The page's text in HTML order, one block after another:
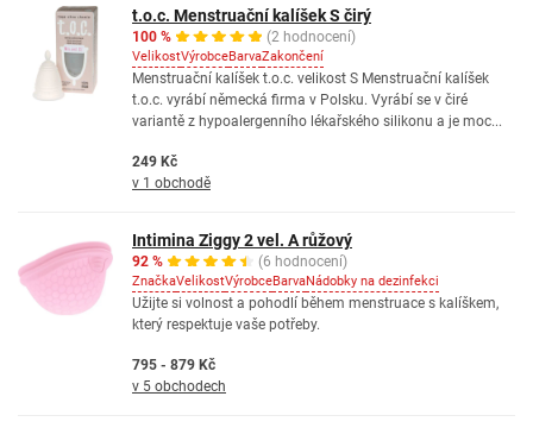
t.o.c. Menstruační kalíšek S čirý
100 % (2 hodnocení)
VelikostVýrobceBarvaZakončení
Menstruační kalíšek t.o.c. velikost S Menstruační kalíšek
t.o.c. vyrábí německá firma v Polsku. Vyrábí se v čiré
variantě z hypoalergenního lékařského silikonu a je moc...
249 Kč
v 1 obchodě
Intimina Ziggy 2 vel. A růžový
92 % (6 hodnocení)
ZnačkaVelikostVýrobceBarvaNádobky na dezinfekci
Užijte si volnost a pohodlí během menstruace s kalíškem,
který respektuje vaše potřeby.
795 - 879 Kč
v 5 obchodech